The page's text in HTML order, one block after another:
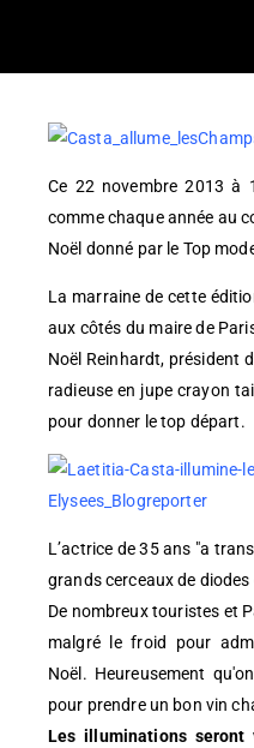
Ce 22 novembre 2013 à
comme chaque année au
Noël donné par le Top
La marraine de cette
aux côtés du maire de
Noël Reinhardt, président
radieuse en jupe crayon
pour donner le top départ.
L’actrice de 35 ans "a
grands cerceaux de diodes
De nombreux touristes et
malgré le froid pour
Noël. Heureusement
pour prendre un bon vin
Les illuminations